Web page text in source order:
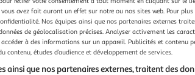
vous avez fait auront un effet sur notre ou nos sites web. Pour
Nos équipes ainsi que nos partenaires externes
de géolocalisation précises. Analyser activement les
à des informations sur un appareil. Publicités et contenu
contenu, études d’audience et développement de services.
ainsi que nos partenaires externes, traitent des